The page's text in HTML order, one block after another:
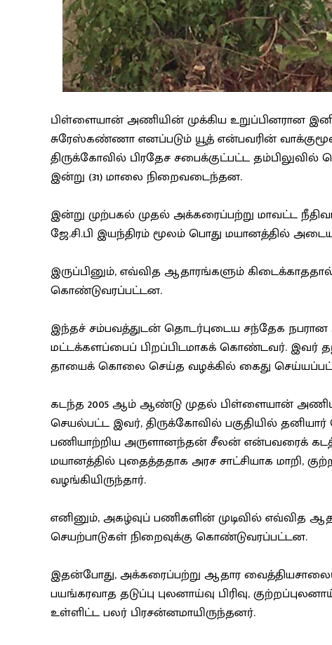
பிள்ளையான் அணியின் முக்கிய உறுப்பினரான
சுரேஸ்கண்ணா எனப்படும் யூத் என்பவரின்
திருக்கோவில் பிரதேச சபைக்குட்பட்ட
இன்று (31) மாலை நிறைவடைந்தன.
இன்று முற்பகல் முதல் அக்கரைப்பற்று மாவட்ட
ஜே.சி.பி இயந்திரம் மூலம் பொது மயானத்தில்
இருப்பினும், எவ்வித ஆதாரங்களும்
கொண்டுவரப்பட்டன.
இந்தச் சம்பவத்துடன் தொடர்புடைய சந்தேக
மட்டக்களப்பைப் பிறப்பிடமாகக் கொண்டவர். இவர்
தாயைக் கொலை செய்த வழக்கில் கைது
கடந்த 2005 ஆம் ஆண்டு முதல் பிள்ளையான்
செயல்பட்ட இவர், திருக்கோவில் பகுதியில்
பணியாற்றிய அருளானந்தன் சீலன் என்பவரைக்
மயானத்தில் புதைத்ததாக அரச சாட்சியாக மாறி,
வழங்கியிருந்தார்.
எனினும், அகழ்வுப் பணிகளின் முடிவில் எவ்வித
செயற்பாடுகள் நிறைவுக்கு கொண்டுவரப்பட்டன.
இதன்போது, அக்கரைப்பற்று ஆதார
பயங்கரவாத தடுப்பு புலனாய்வு பிரிவு,
உள்ளிட்ட பலர் பிரசன்னமாயிருந்தனர்.